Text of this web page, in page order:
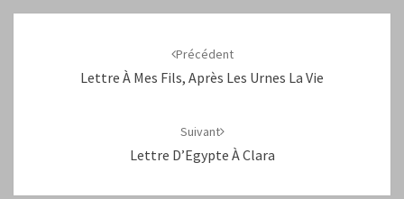
Précédent
Lettre À Mes Fils, Après Les Urnes La Vie
Suivant
Lettre D’Egypte À Clara